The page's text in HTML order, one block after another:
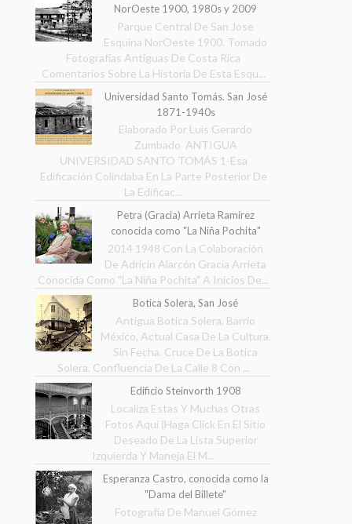
NorOeste 1900, 1980s y 2009
Parque Central De San Jose
Esquina NorOeste 1900. Tomado
Fotografías Antiguas De Costa Rica
Comentarios Sobre La Historia De Esta Esqu...
Universidad Santo Tomás. San José
1871-1940s
Elaborado Por Luis Gerardo
Zumbado ANTIGUA
UNIVERSIDAD SANTO TOMÁS 1-Esa
Edificación Colindaba En La Parte Posterior De
La Edificac...
Petra (Gracia) Arrieta Ramírez
conocida como "La Niña Pochita"
2014 1948 Con La Colaboración
De Adricin Alarcón Gracia Arrieta
Conocida Como "La Niña Pochita" A Inicios De...
Botica Solera, San José
Antigua Botica Solera, Barrio
México, Actual Casa De La Cultura.
Sin Fecha. Cruce De La Botica
Solera. Confluencia De La Calle 8 Con ...
Edificio Steinvorth 1908
Localiza Estas Y Muchas Otras
Fotos Aquí (Haga Click En El Sitio
Deseado De La Lista Superior
Izquierda Y Maneja El M...
Esperanza Castro, conocida como la
"Dama del Billete"
Fotografía De Manuel Gómez